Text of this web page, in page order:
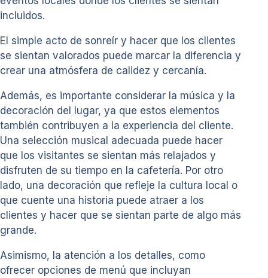
incluidos.
El simple acto de sonreír y hacer que los clientes
se sientan valorados puede marcar la diferencia y
crear una atmósfera de calidez y cercanía.
Además, es importante considerar la música y la
decoración del lugar, ya que estos elementos
también contribuyen a la experiencia del cliente.
Una selección musical adecuada puede hacer
que los visitantes se sientan más relajados y
disfruten de su tiempo en la cafetería. Por otro
lado, una decoración que refleje la cultura local o
que cuente una historia puede atraer a los
clientes y hacer que se sientan parte de algo más
grande.
Asimismo, la atención a los detalles, como
ofrecer opciones de menú que incluyan